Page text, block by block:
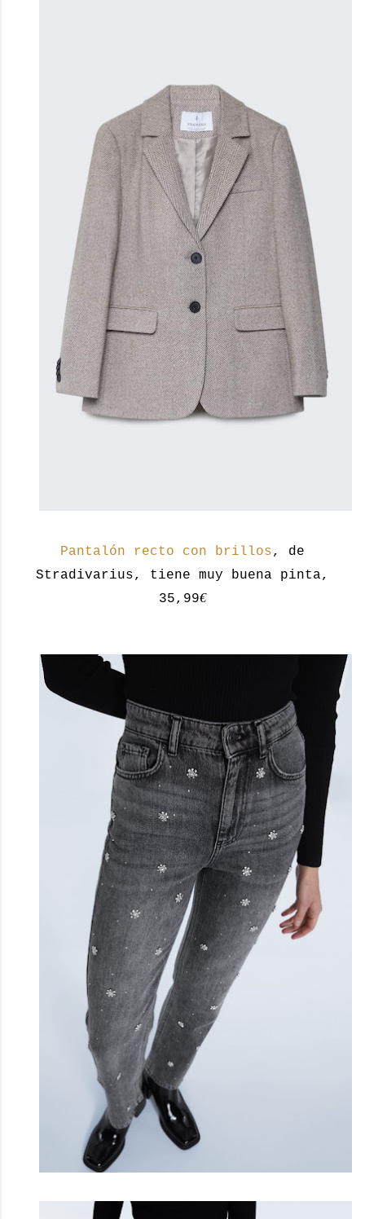
Pantalón recto con brillos, de
Stradivarius, tiene muy buena pinta,
35,99€